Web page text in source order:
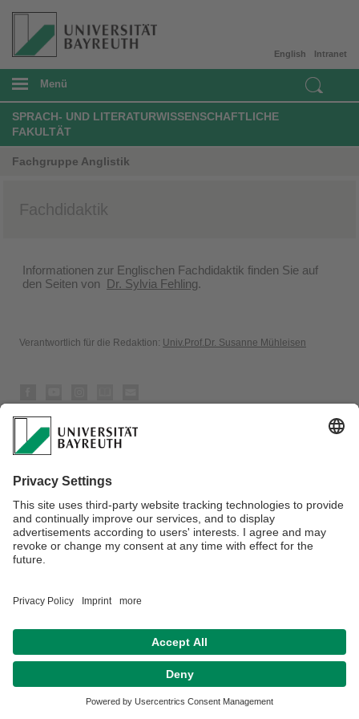
Intranet
English
Menü
SPRACH- UND LITERATURWISSENSCHAFTLICHE
FAKULTÄT
Fachgruppe Anglistik
Fachdidaktik
Informationen zur Englischen Fachdidaktik finden Sie auf
den Seiten von Dr. Sylvia Fehling.
Verantwortlich für die Redaktion: Univ.Prof.Dr. Susanne Mühleisen
Datenschutz / Disclaimer
Kontakt